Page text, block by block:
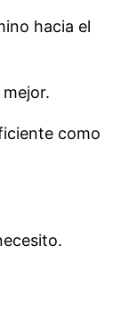
hacia el
como